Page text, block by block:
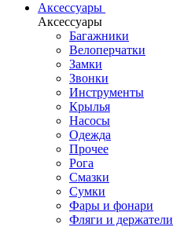
Аксессуары
Аксессуары
Багажники
Велоперчатки
Замки
Звонки
Инструменты
Крылья
Насосы
Одежда
Прочее
Рога
Смазки
Сумки
Фары и фонари
Фляги и держатели